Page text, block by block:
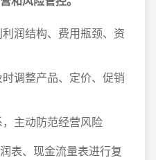
润结构、费用瓶颈、资
调整产品、定价、促销
主动防范经营风险
表、现金流量表进行复